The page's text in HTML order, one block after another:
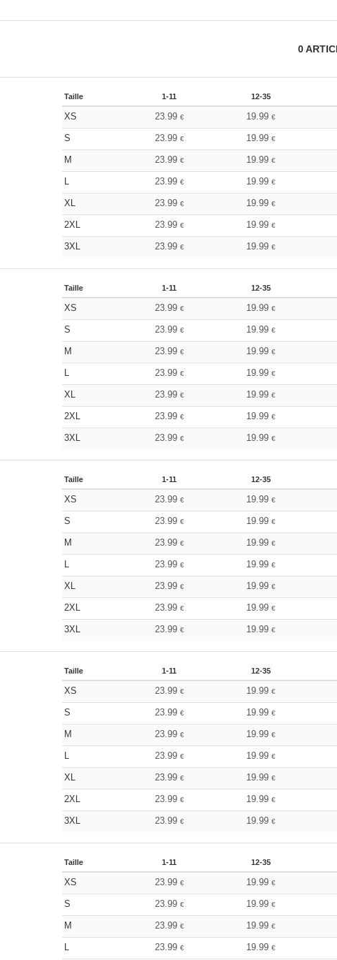
0
Taille 1-11 12-35
XS 23.99 € 19.99 €
S 23.99 € 19.99 €
M 23.99 € 19.99 €
L 23.99 € 19.99 €
XL 23.99 € 19.99 €
2XL 23.99 € 19.99 €
3XL 23.99 € 19.99 €
Taille 1-11 12-35
XS 23.99 € 19.99 €
S 23.99 € 19.99 €
M 23.99 € 19.99 €
L 23.99 € 19.99 €
XL 23.99 € 19.99 €
2XL 23.99 € 19.99 €
3XL 23.99 € 19.99 €
Taille 1-11 12-35
XS 23.99 € 19.99 €
S 23.99 € 19.99 €
M 23.99 € 19.99 €
L 23.99 € 19.99 €
XL 23.99 € 19.99 €
2XL 23.99 € 19.99 €
3XL 23.99 € 19.99 €
Taille 1-11 12-35
XS 23.99 € 19.99 €
S 23.99 € 19.99 €
M 23.99 € 19.99 €
L 23.99 € 19.99 €
XL 23.99 € 19.99 €
2XL 23.99 € 19.99 €
3XL 23.99 € 19.99 €
Taille 1-11 12-35
XS 23.99 € 19.99 €
S 23.99 € 19.99 €
M 23.99 € 19.99 €
L 23.99 € 19.99 €